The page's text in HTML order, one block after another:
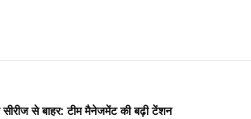
से बाहर: टीम मैनेजमेंट की बढ़ी टेंशन